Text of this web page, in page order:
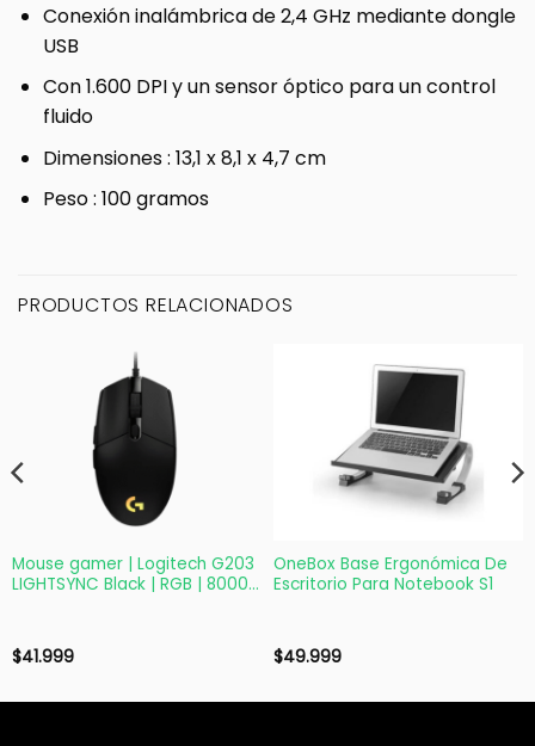
Conexión inalámbrica de 2,4 GHz mediante dongle
USB
Con 1.600 DPI y un sensor óptico para un control
fluido
Dimensiones : 13,1 x 8,1 x 4,7 cm
Peso : 100 gramos
PRODUCTOS RELACIONADOS
Mouse gamer | Logitech G203
LIGHTSYNC Black | RGB | 8000
$41.999
OneBox Base Ergonómica De
Escritorio Para Notebook S1
$49.999